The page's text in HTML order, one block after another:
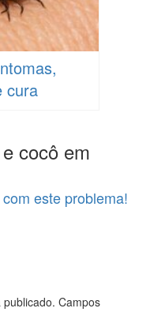
cura
cocô em
este problema!
Campos